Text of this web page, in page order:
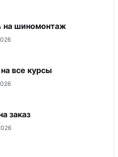
на шиномонтаж
все курсы
заказ